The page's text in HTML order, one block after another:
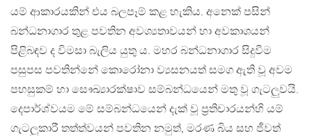
යම් ආකාරයකින් එය බලපෑම් කළ හැකිය. අනෙක් පසින්
බන්ධනාගාර තුළ පවතින අවශ්‍යතාවයන් හා අවකාශයන්
පිළිබඳව ද විමසා බැලිය යුතු ය. මහර බන්ධනාගාර සිදුවීම
පසුපස පවතින්නේ කොරෝනා ව්‍යසනයත් සමග ඇති වූ අවම
පහසුකම් හා සෞඛ්‍යාරක්ෂාව සම්බන්ධයෙන් මතු වූ ගැටලුවයි.
දෙපාර්ශ්වයම මේ සම්බන්ධයෙන් දැක් වූ ප්‍රතිචාරයන්හි යම්
ගැටලුකාරී තත්ත්වයන් පවතින නමුත්, මරණ බිය සහ ජීවත්